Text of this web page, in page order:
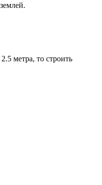
метра, то строить